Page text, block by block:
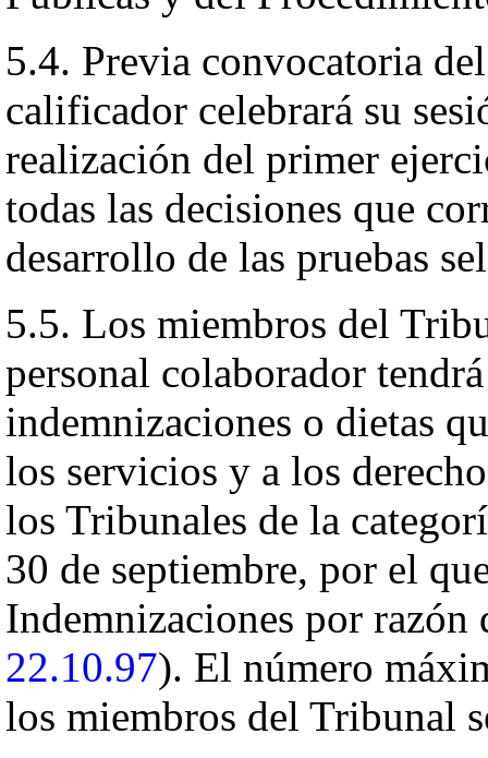
5.4. Previa convocatoria
calificador celebrará su
realización del primer
todas las decisiones que
desarrollo de las pruebas
5.5. Los miembros del
personal colaborador
indemnizaciones o dietas
los servicios y a los
los Tribunales de la
30 de septiembre, por el
Indemnizaciones por
22.10.97). El número
los miembros del Tribunal